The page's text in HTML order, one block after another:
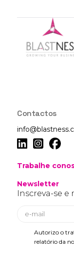
Contactos
Trabalhe
Newsletter
Inscreva-se
Autorizo o
relatório da